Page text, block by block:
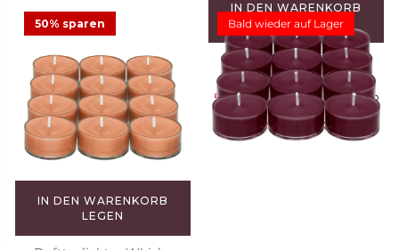
IN DEN WARENKORB
LEGEN
Duftteelichter Tamboti
Woods, 12 St.
5,88 € 11,75 € Angebot
44
50% sparen
IN DEN WARENKORB
LEGEN
Bald wieder auf Lager